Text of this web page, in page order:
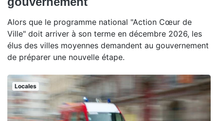
Alors que le programme national "Action Cœur de
Ville" doit arriver à son terme en décembre 2026, les
élus des villes moyennes demandent au gouvernement
de préparer une nouvelle étape.
Locales